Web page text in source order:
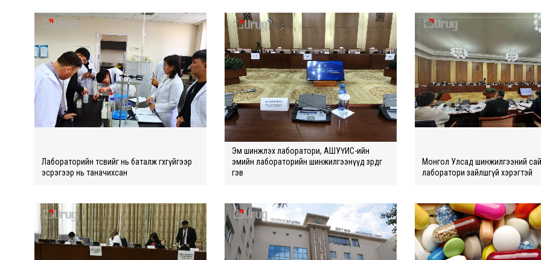
Лабoраторийн төсвийг нь баталж өгөхгүйгээр
эсрэгээр нь таначихсан
Эм шинжлэх лаборатори, АШУҮИС-ийн
эмийн лабораторийн шинжилгээнүүд зөрдөг
гэв
Монгол Улсад шинжилгээний
лаборaтори зайлшгүй xэрэгтэй